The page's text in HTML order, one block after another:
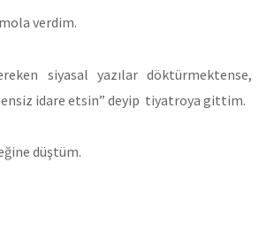
verdim.
siyasal yazılar döktürmektense,
idare etsin” deyip tiyatroya gittim.
düştüm.